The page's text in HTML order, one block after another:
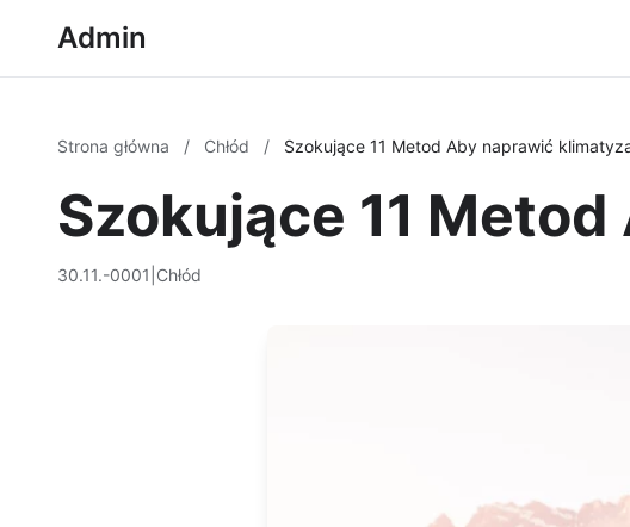
Admin
Strona główna / Chłód / Szokujące 11 Metod Aby naprawić
Szokujące 11
30.11.-0001 Chłód